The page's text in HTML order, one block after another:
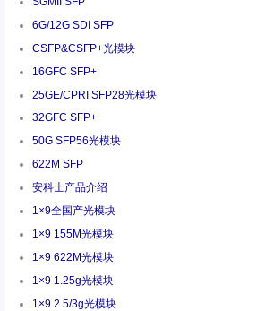
6G/12G SDI SFP
CSFP&CSFP+光模块
16GFC SFP+
25GE/CPRI SFP28光模块
32GFC SFP+
50G SFP56光模块
622M SFP
安科士产品介绍
1×9全国产光模块
1×9 155M光模块
1×9 622M光模块
1×9 1.25g光模块
1×9 2.5/3g光模块